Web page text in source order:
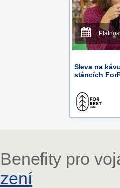
Sleva na
stáncích
pro